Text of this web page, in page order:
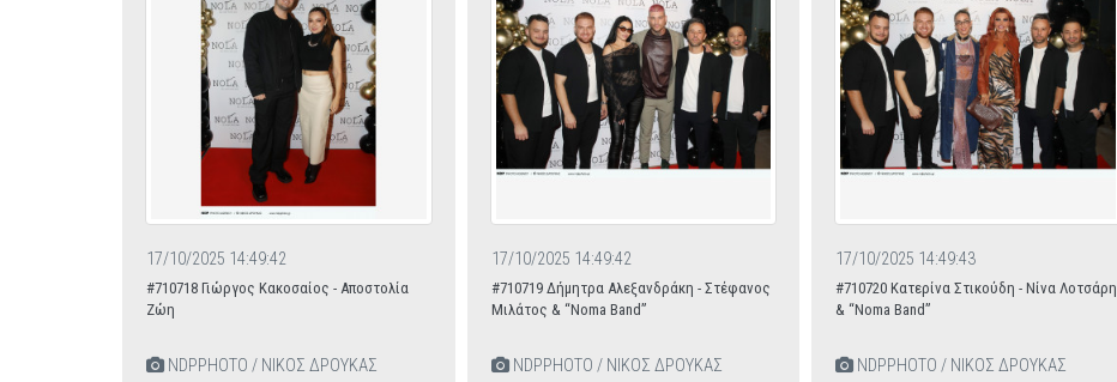
17/10/2025 14:49:42
#710718 Γιώργος Κακοσαίος - Αποστολία
Ζώη
NDPPHOTO / ΝΙΚΟΣ ΔΡΟΥΚΑΣ
17/10/2025 14:49:42
#710719 Δήμητρα Αλεξανδράκη - Στέφανος
Μιλάτος & “Noma Band”
NDPPHOTO / ΝΙΚΟΣ ΔΡΟΥΚΑΣ
17/10/2025 14:49:43
#710720 Κατερίνα Στικούδη - Νίνα Λοτσάρη
& “Noma Band”
NDPPHOTO / ΝΙΚΟΣ ΔΡΟΥΚΑΣ